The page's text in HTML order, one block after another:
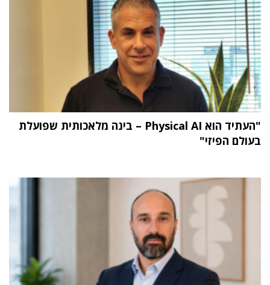
"העתיד הוא Physical AI – בינה מלאכותית שפועלת
בעולם הפיזי"